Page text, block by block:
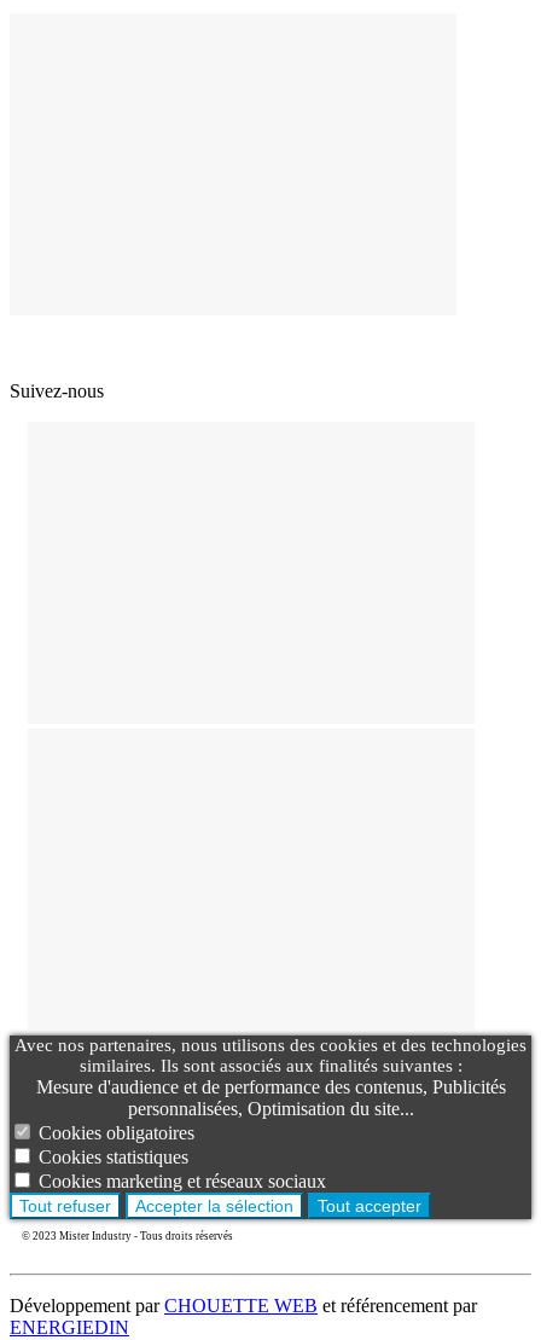
Suivez-nous
Avec nos partenaires, nous utilisons des cookies et des technologies
similaires. Ils sont associés aux finalités suivantes :
Mesure d'audience et de performance des contenus, Publicités
personnalisées, Optimisation du site...
Cookies obligatoires
Cookies statistiques
Cookies marketing et réseaux sociaux
Tout refuser Accepter la sélection Tout accepter
© 2023 Mister Industry - Tous droits réservés
Développement parCHOUETTE WEB et référencement par
ENERGIEDIN